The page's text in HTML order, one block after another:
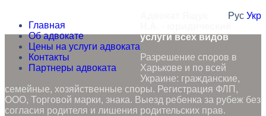
Главная
Об адвокате
Цены на услуги адвоката
Контакты
Партнеры адвоката
Рус Укр
услуги всех видов
Разрешение споров в
Харькове и по всей
Украине: гражданские,
семейные, хозяйственные споры. Регистрация ФЛП,
ООО, Торговой марки, знака. Выезд ребенка за рубеж без
согласия родителя и лишения родительских прав.